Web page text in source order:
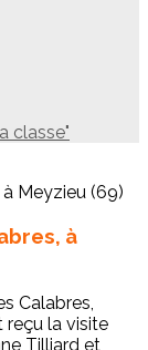
classe"
à
Calabres,
reçu la visite
Tilliard et